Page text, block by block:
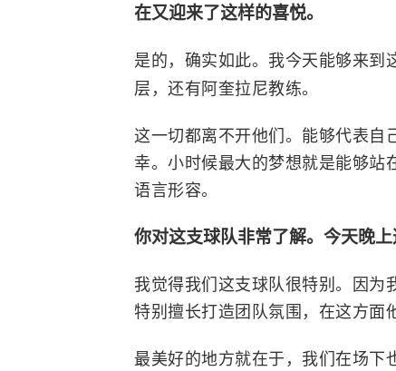
在又迎来了这样的喜悦。
是的，确实如此。我今天能够来到
层，还有阿奎拉尼教练。
这一切都离不开他们。能够代表自
幸。小时候最大的梦想就是能够站
语言形容。
你对这支球队非常了解。今天晚
我觉得我们这支球队很特别。因为
特别擅长打造团队氛围，在这方面
最美好的地方就在于，我们在场下